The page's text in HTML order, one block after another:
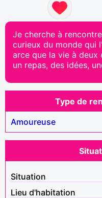
Je cherche à
curieux du monde qui
arce que la vie à deux
un repas, des idées,
Type de
Amoureuse
Situation
Lieu d'habitation